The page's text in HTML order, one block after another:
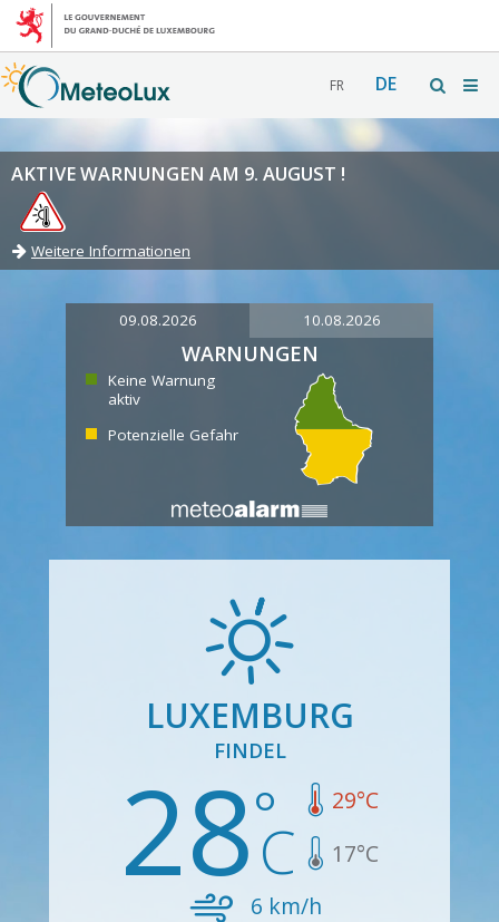
FR DE
AKTIVE WARNUNGEN AM 9. AUGUST !
Weitere Informationen
09.08.2026 10.08.2026
WARNUNGEN
Keine Warnung
aktiv
Potenzielle Gefahr
LUXEMBURG
FINDEL
28 29°C
17°C
6 km/h